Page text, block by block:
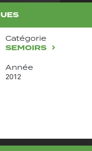
Catégorie
SEMOIRS
Année
2012